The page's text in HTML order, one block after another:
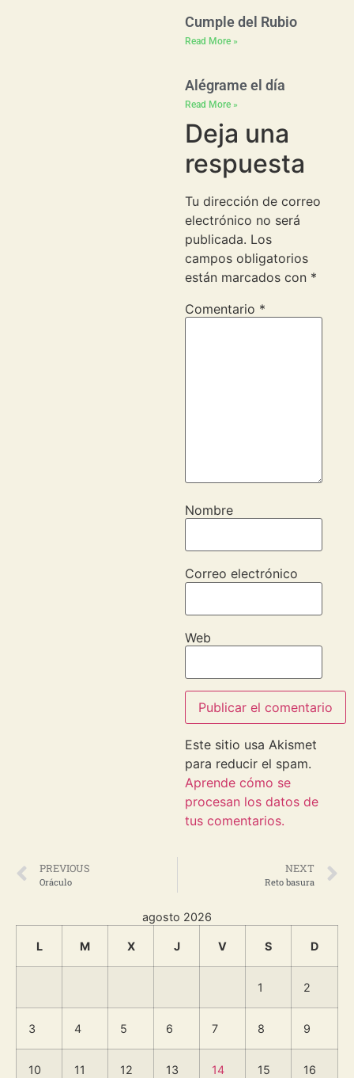
Cumple del Rubio
Read More »
Alégrame el día
Read More »
Deja una
respuesta
Tu dirección de correo
electrónico no será
publicada. Los
campos obligatorios
están marcados con *
Comentario *
Nombre
Correo electrónico
Web
Este sitio usa Akismet
para reducir el spam.
Aprende cómo se
procesan los datos de
tus comentarios.
PREVIOUS
Oráculo
NEXT
Reto basura
agosto 2026
L M X J V S D
1 2
3 4 5 6 7 8 9
10 11 12 13 14 15 16